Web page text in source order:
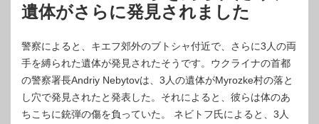
遺体がさらに発見されました
警察によると、キエフ郊外のブトシャ付近で、さらに3人の両
手を縛られた遺体が発見されたそうです。ウクライナの首都
の警察署長Andriy Nebytovは、3人の遺体がMyrozke村の落と
し穴で発見されたと発表した。それによると、彼らは体のあ
ちこちに銃弾の傷を負っていた。 ネビトフ氏によると、3人